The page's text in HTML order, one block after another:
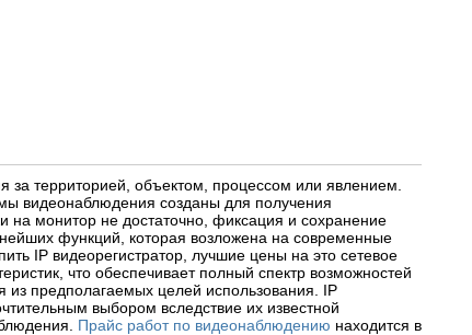
территорией, объектом, процессом или явлением.
видеонаблюдения созданы для получения
монитор не достаточно, фиксация и сохранение
функций, которая возложена на современные
IP видеорегистратор, лучшие цены на это сетевое
что обеспечивает полный спектр возможностей
предполагаемых целей использования. IP
выбором вследствие их известной
Прайс работ по видеонаблюдению находится в